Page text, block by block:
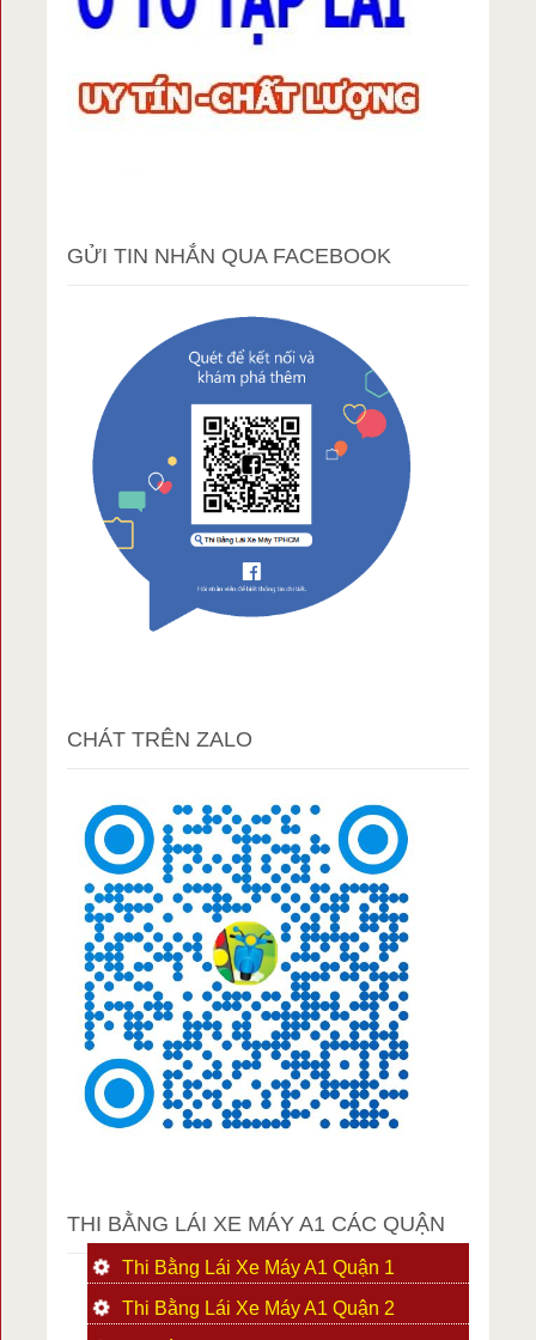
GỬI TIN NHẮN QUA FACEBOOK
CHÁT TRÊN ZALO
THI BẰNG LÁI XE MÁY A1 CÁC QUẬN
Thi Bằng Lái Xe Máy A1 Quận 1
Thi Bằng Lái Xe Máy A1 Quận 2